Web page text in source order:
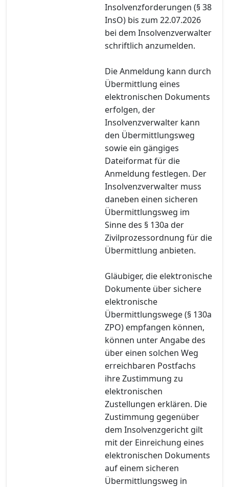
Insolvenzforderungen (§ 38
InsO) bis zum 22.07.2026
bei dem Insolvenzverwalter
schriftlich anzumelden.
Die Anmeldung kann durch
Übermittlung eines
elektronischen Dokuments
erfolgen, der
Insolvenzverwalter kann
den Übermittlungsweg
sowie ein gängiges
Dateiformat für die
Anmeldung festlegen. Der
Insolvenzverwalter muss
daneben einen sicheren
Übermittlungsweg im
Sinne des § 130a der
Zivilprozessordnung für die
Übermittlung anbieten.
Gläubiger, die elektronische
Dokumente über sichere
elektronische
Übermittlungswege (§ 130a
ZPO) empfangen können,
können unter Angabe des
über einen solchen Weg
erreichbaren Postfachs
ihre Zustimmung zu
elektronischen
Zustellungen erklären. Die
Zustimmung gegenüber
dem Insolvenzgericht gilt
mit der Einreichung eines
elektronischen Dokuments
auf einem sicheren
Übermittlungsweg in